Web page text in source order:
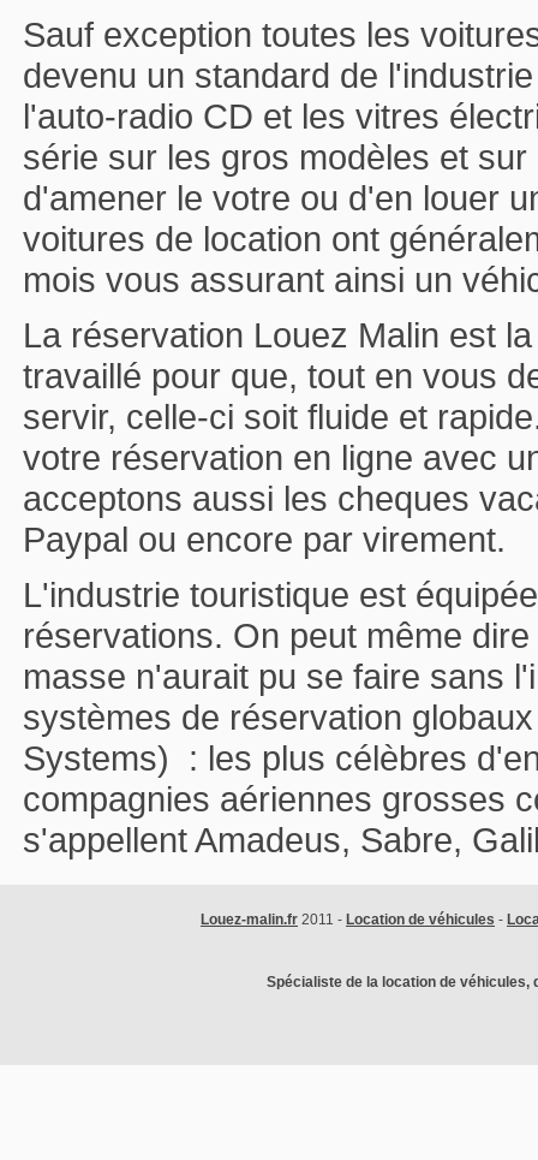
Sauf exception toutes les
devenu un standard de
l'auto-radio CD et les vitres
série sur les gros modèles et
d'amener le votre ou d'en louer
voitures de location ont
mois vous assurant ainsi un
La réservation Louez Malin est
travaillé pour que, tout en vous
servir, celle-ci soit fluide et
votre réservation en ligne avec
acceptons aussi les cheques
Paypal ou encore par virement.
L'industrie touristique est
réservations. On peut même
masse n'aurait pu se faire sans
systèmes de réservation
Systems) : les plus célèbres
compagnies aériennes grosses
s'appellent Amadeus, Sabre,
Louez-malin.fr 2011 - Location de véhicules -
Spécialiste de la location de véhicules,